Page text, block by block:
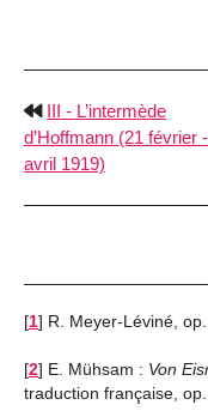
III - L’intermède
d’Hoffmann (21 février
avril 1919)
[1] R. Meyer-Léviné,
[2] E. Mühsam : Von
traduction française,